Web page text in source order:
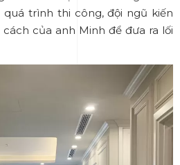
quá trình thi công, đội ngũ kiến
của anh Minh để đưa ra lối